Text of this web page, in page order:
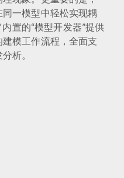
一模型中轻松实现耦
内置的“模型开发器”提供
模工作流程，全面支
析。